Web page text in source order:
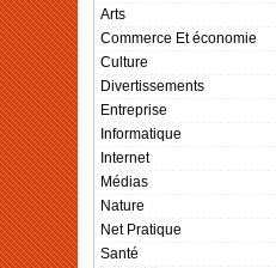
Arts
Commerce Et économie
Culture
Divertissements
Entreprise
Informatique
Internet
Médias
Nature
Net Pratique
Santé